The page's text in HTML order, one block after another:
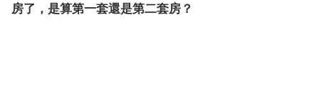
房了，是算第一套還是第二套房？